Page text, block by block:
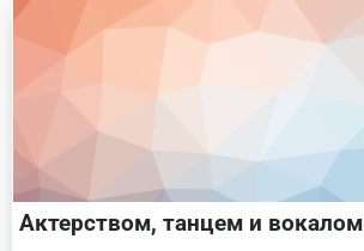
Актерством, танцем и вокалом